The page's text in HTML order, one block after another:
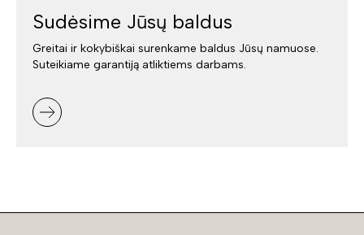
Sudėsime Jūsų baldus
Greitai ir kokybiškai surenkame baldus Jūsų namuose.
Suteikiame garantiją atliktiems darbams.